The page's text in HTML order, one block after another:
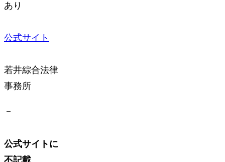
あり
公式サイト
若井綜合法律
事務所
－
公式サイトに
不記載